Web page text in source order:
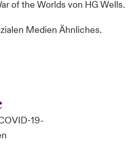
of the Worlds von HG Wells.
Medien Ähnliches.
19-